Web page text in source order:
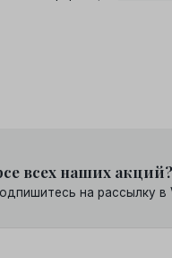
всех наших акций?
на рассылку в